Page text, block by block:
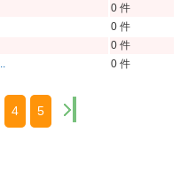
0 件
0 件
0 件
0 件
4 5